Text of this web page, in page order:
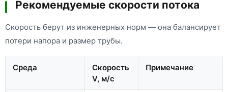
Рекомендуемые скорости потока
Скорость берут из инженерных норм — она балансирует
потери напора и размер трубы.
Среда
Скорость
V, м/с
Примечание